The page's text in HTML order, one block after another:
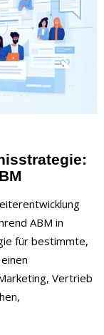
ABM in
für bestimmte,
Vertrieb